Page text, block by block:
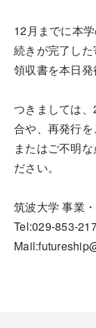
12月までに本
続きが完了した
領収書を本日発
つきましては
合や、再発行を
またはご不明
ださい。
筑波大学 事業
Tel:029-853-